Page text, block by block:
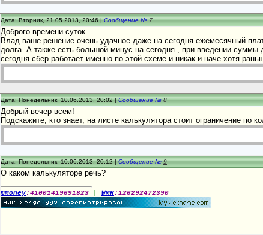
Дата: Вторник, 21.05.2013, 20:46 |Сообщение №7
Доброго времени суток
Влад ваше решение очень удачное даже на сегодня ежемесячный
долга. А также есть большой минус на сегодня , при введении
сегодня сбер работает именно по этой схеме и никак и наче хотя
Дата: Понедельник, 10.06.2013, 20:02 |Сообщение №8
Добрый вечер всем!
Подскажите, кто знает, на листе калькулятора стоит ограничение по
Дата: Понедельник, 10.06.2013, 20:12 |Сообщение №9
О каком калькуляторе речь?
ЮMoney:41001419691823 WMR:126292472390